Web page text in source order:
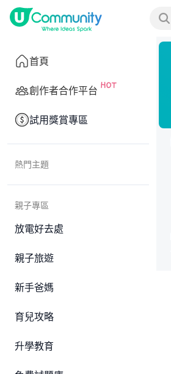
首頁
創作者合作平台
試用獎賞專區
熱門主題
親子專區
放電好去處
親子旅遊
新手爸媽
育兒攻略
升學教育